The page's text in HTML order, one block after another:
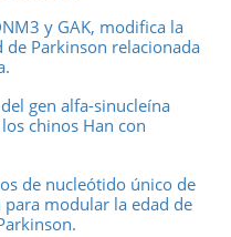
y GAK, modifica la
Parkinson relacionada
gen alfa-sinucleína
chinos Han con
de nucleótido único de
para modular la edad de